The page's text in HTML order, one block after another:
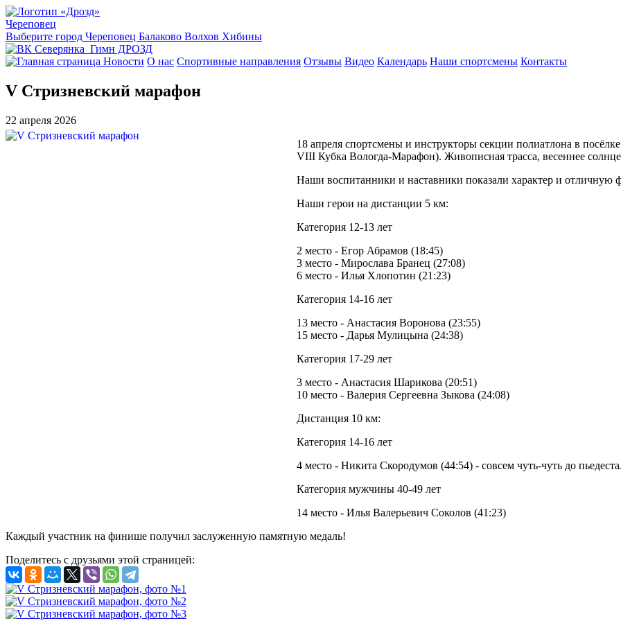
Череповец
Выберите город Череповец Балаково Волхов Хибины
Гимн ДРОЗД
Новости О нас Спортивные направления Отзывы Видео Календарь Наши спортсмены Контакты
V Стризневский марафон
22 апреля 2026
18 апреля спортсмены и инструкторы секции полиатлона в
VIII Кубка Вологда-Марафон). Живописная трасса, весеннее
Наши воспитанники и наставники показали характер и
Наши герои на дистанции 5 км:
Категория 12-13 лет
2 место - Егор Абрамов (18:45)
3 место - Мирослава Бранец (27:08)
6 место - Илья Хлопотин (21:23)
Категория 14-16 лет
13 место - Анастасия Воронова (23:55)
15 место - Дарья Мулицына (24:38)
Категория 17-29 лет
3 место - Анастасия Шарикова (20:51)
10 место - Валерия Сергеевна Зыкова (24:08)
Дистанция 10 км:
Категория 14-16 лет
4 место - Никита Скородумов (44:54) - совсем чуть-чуть до
Категория мужчины 40-49 лет
14 место - Илья Валерьевич Соколов (41:23)
Каждый участник на финише получил заслуженную памятную медаль!
Поделитесь с друзьями этой страницей: